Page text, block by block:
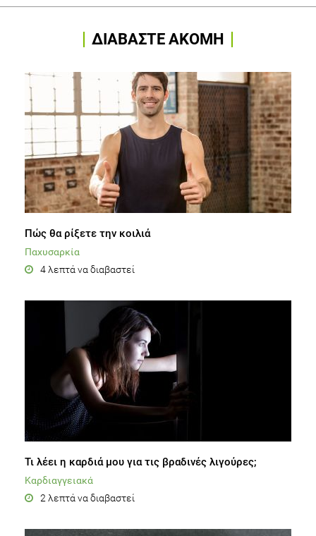
ΔΙΑΒΑΣΤΕ ΑΚΟΜΗ
Πώς θα ρίξετε την κοιλιά
Παχυσαρκία
4 λεπτά να διαβαστεί
Τι λέει η καρδιά μου για τις βραδινές λιγούρες;
Καρδιαγγειακά
2 λεπτά να διαβαστεί